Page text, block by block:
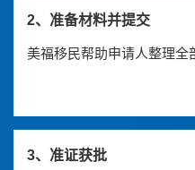
2、准备材料并提交
美福移民帮助申请人整理全
3、准证获批